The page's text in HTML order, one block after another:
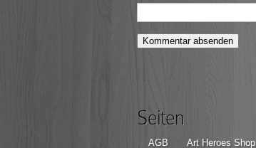
Seiten
AGB Art Heroes Shop